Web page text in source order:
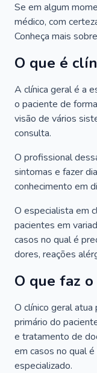
Se em algum
médico, com
Conheça mais
O que é
A clínica geral é a
o paciente de
visão de vários
consulta.
O profissional
sintomas e fazer
conhecimento em
O especialista em
pacientes em
casos no qual é
dores, reações
O que faz
O clínico geral
primário do
e tratamento de
em casos no qual
especializado.